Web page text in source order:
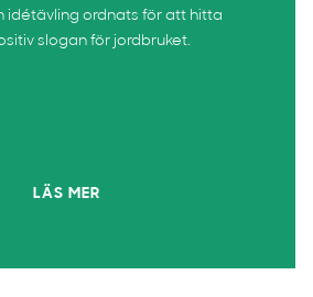
idétävling ordnats för att hitta
slogan för jordbruket.
LÄS MER